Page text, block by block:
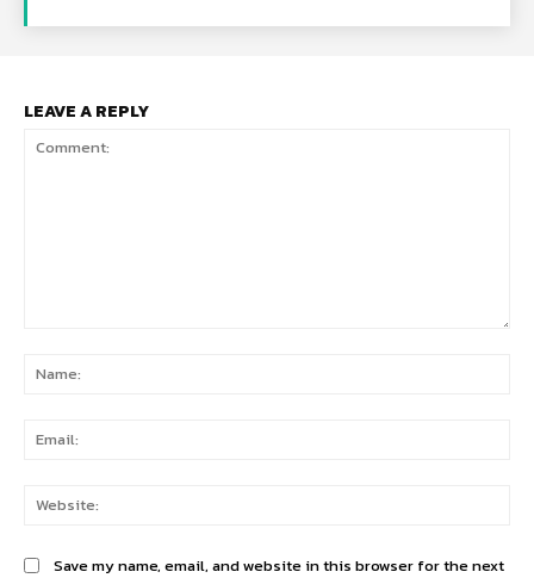
LEAVE A REPLY
Save my name, email, and website in this browser for the next